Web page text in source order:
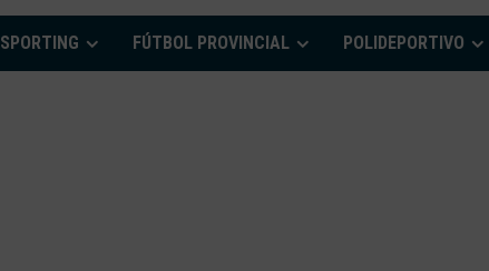
SPORTING FÚTBOL PROVINCIAL POLIDEPORTIVO